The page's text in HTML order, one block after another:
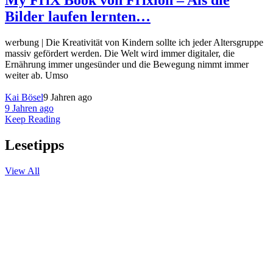
Bilder laufen lernten…
werbung | Die Kreativität von Kindern sollte ich jeder Altersgruppe
massiv gefördert werden. Die Welt wird immer digitaler, die
Ernährung immer ungesünder und die Bewegung nimmt immer
weiter ab. Umso
Kai Bösel9 Jahren ago
9 Jahren ago
Keep Reading
Lesetipps
View All